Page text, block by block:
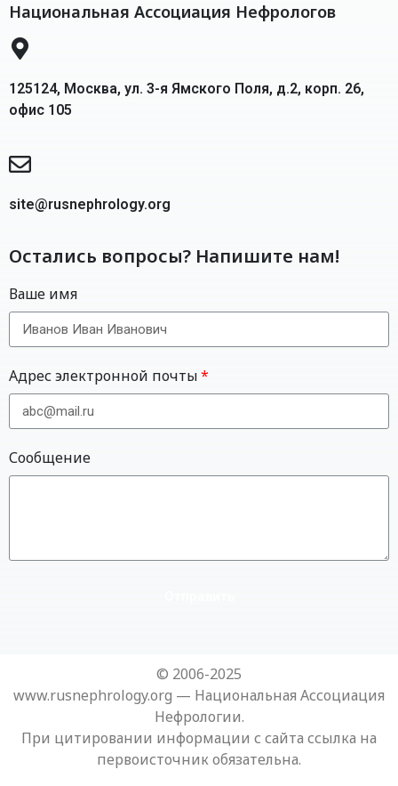
Национальная Ассоциация Нефрологов
125124, Москва, ул. 3-я Ямского Поля, д.2, корп. 26,
офис 105
site@rusnephrology.org
Остались вопросы? Напишите нам!
Ваше имя
Адрес электронной почты
Сообщение
© 2006-2025
www.rusnephrology.org — Национальная Ассоциация
Нефрологии.
При цитировании информации с сайта ссылка на
первоисточник обязательна.